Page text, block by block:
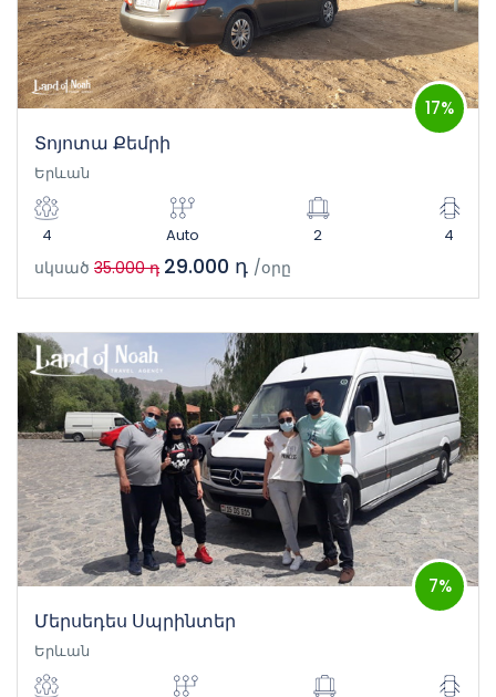
Տոյոտա Քեմրի
17%
Երևան
4 Auto 2 4
սկսած 35.000 դ 29.000 դ /օրը
Մերսեդես Սպրինտեր
7%
Երևան